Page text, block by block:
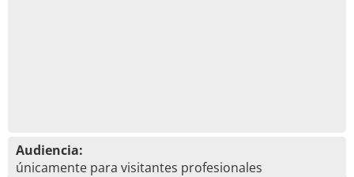
Audiencia:
únicamente para visitantes profesionales